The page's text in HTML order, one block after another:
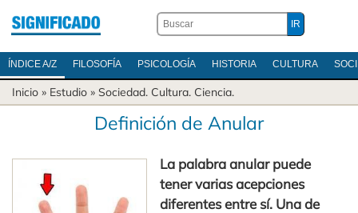
ÍNDICE A/Z FILOSOFÍA PSICOLOGÍA HISTORIA CULTURA
Inicio » Estudio » Sociedad. Cultura. Ciencia.
Definición de Anular
La palabra anular puede
tener varias acepciones
diferentes entre sí. Una de